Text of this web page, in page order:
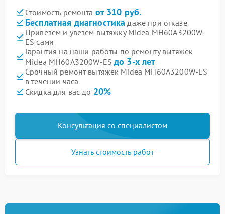
Стоимость ремонта от 310 руб.
Бесплатная диагностика даже при отказе
Привезем и увезем вытяжку Midea MH60A3200W-
ES сами
Гарантия на наши работы по ремонту вытяжек
Midea MH60A3200W-ES до 3-х лет
Срочный ремонт вытяжек Midea MH60A3200W-ES
в течении часа
Скидка для вас до 20%
Консультация со специалистом
Узнать стоимость работ